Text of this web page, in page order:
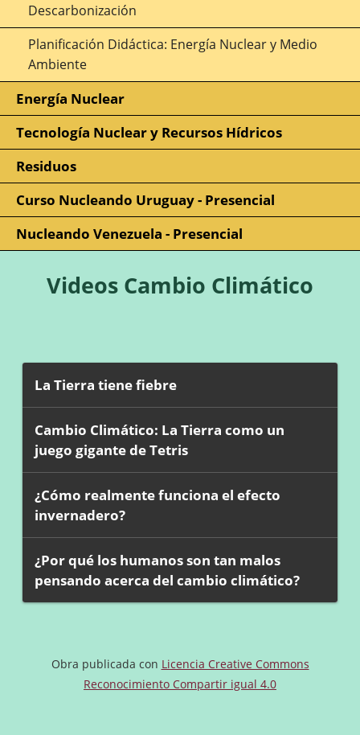
Descarbonización
Planificación Didáctica: Energía Nuclear y Medio
Ambiente
Energía Nuclear
Tecnología Nuclear y Recursos Hídricos
Residuos
Curso Nucleando Uruguay - Presencial
Nucleando Venezuela - Presencial
Videos Cambio Climático
La Tierra tiene fiebre
Cambio Climático: La Tierra como un
juego gigante de Tetris
¿Cómo realmente funciona el efecto
invernadero?
¿Por qué los humanos son tan malos
pensando acerca del cambio climático?
Obra publicada con Licencia Creative Commons
Reconocimiento Compartir igual 4.0